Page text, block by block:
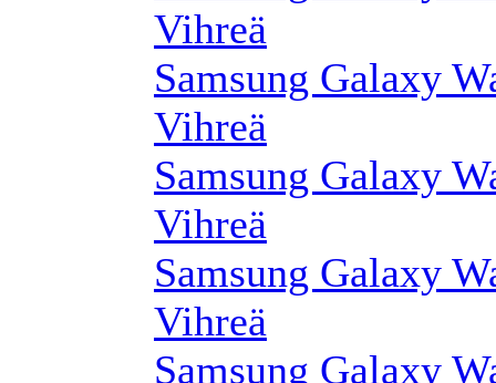
Vihreä
Samsung Galaxy
Vihreä
Samsung Galaxy
Vihreä
Samsung Galaxy
Vihreä
Samsung Galaxy